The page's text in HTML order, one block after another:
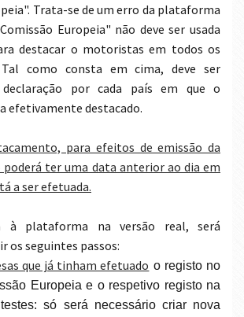
Trata-se de um erro da plataforma
Europeia" não deve ser usada
destacar o motoristas em todos os
Tal como consta em cima, deve ser
por cada país em que o
efetivamente destacado.
para efeitos de emissão da
poderá ter uma data anterior ao dia em
a ser efetuada.
à plataforma na versão real, será
os seguintes passos:
que já tinham efetuado o registo no
Europeia e o respetivo registo na
só será necessário criar nova